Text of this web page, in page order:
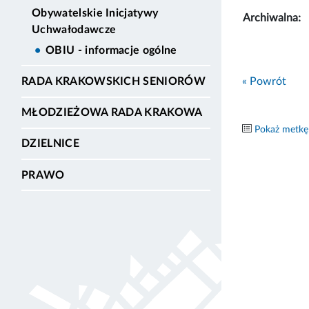
Obywatelskie Inicjatywy
Uchwałodawcze
OBIU - informacje ogólne
RADA KRAKOWSKICH SENIORÓW
MŁODZIEŻOWA RADA KRAKOWA
DZIELNICE
PRAWO
Archiwalna:
« Powrót
Pokaż metkę